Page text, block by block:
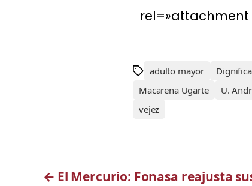
rel=»attachment
adulto mayor
Macarena Ugarte
U.
vejez
← El Mercurio: Fonasa reajusta